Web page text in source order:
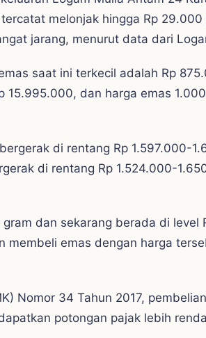
melonjak hingga Rp 29.000
jarang, menurut data dari
saat ini terkecil adalah Rp
15.995.000, dan harga emas
di rentang Rp 1.597.000-
di rentang Rp 1.524.000-
dan sekarang berada di level
membeli emas dengan harga
Nomor 34 Tahun 2017,
potongan pajak lebih